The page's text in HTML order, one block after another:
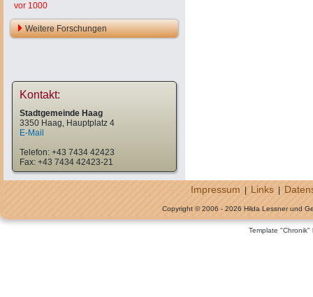
vor 1000
Weitere Forschungen
Kontakt:
Stadtgemeinde Haag
3350 Haag, Hauptplatz 4
E-Mail
Telefon: +43 7434 42423
Fax: +43 7434 42423-21
Impressum|Links|
Copyright © 2006 - 2026 Hilda Lessner und
Template